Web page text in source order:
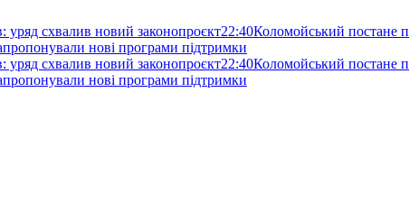
уряд схвалив новий законопроєкт22:40Коломойський постане
нові програми підтримки
уряд схвалив новий законопроєкт22:40Коломойський постане
нові програми підтримки